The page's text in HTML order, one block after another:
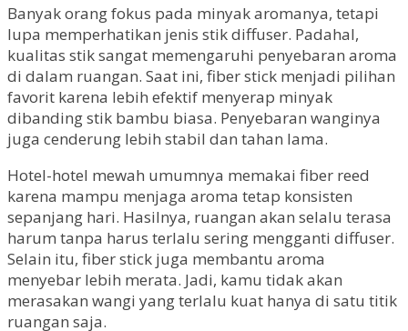
Banyak orang fokus pada minyak aromanya, tetapi
lupa memperhatikan jenis stik diffuser. Padahal,
kualitas stik sangat memengaruhi penyebaran aroma
di dalam ruangan. Saat ini, fiber stick menjadi pilihan
favorit karena lebih efektif menyerap minyak
dibanding stik bambu biasa. Penyebaran wanginya
juga cenderung lebih stabil dan tahan lama.
Hotel-hotel mewah umumnya memakai fiber reed
karena mampu menjaga aroma tetap konsisten
sepanjang hari. Hasilnya, ruangan akan selalu terasa
harum tanpa harus terlalu sering mengganti diffuser.
Selain itu, fiber stick juga membantu aroma
menyebar lebih merata. Jadi, kamu tidak akan
merasakan wangi yang terlalu kuat hanya di satu titik
ruangan saja.